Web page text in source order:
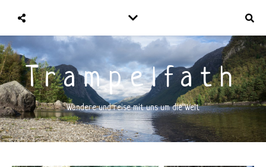
Trampelfath
Wandere und reise mit uns um die Welt